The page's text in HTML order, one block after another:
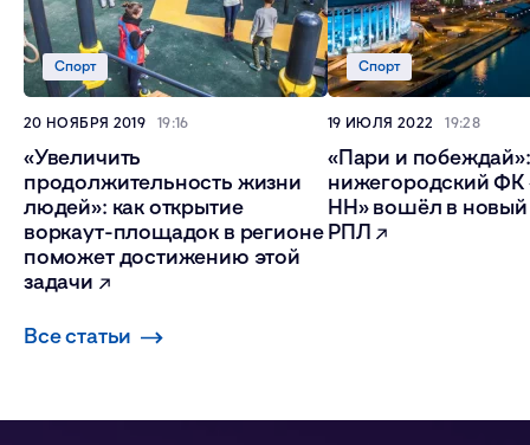
«Увеличить
продолжительность жизни
людей»: как открытие
воркаут-площадок в регионе
поможет достижению этой
задачи
Спорт
20 НОЯБРЯ 2019 19:16
«Пари и
нижегородский ФК
НН» вошёл в новый
РПЛ
Спорт
19 ИЮЛЯ 2022 19:28
Все статьи